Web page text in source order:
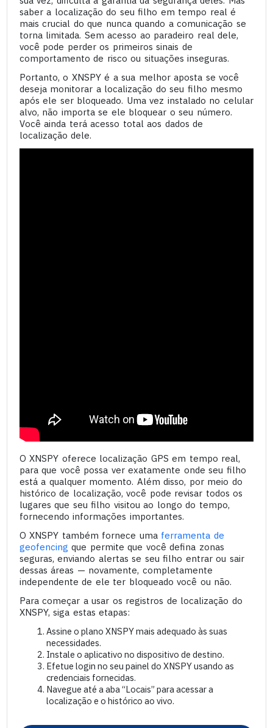
saber a localização do seu filho em tempo real é
mais crucial do que nunca quando a comunicação se
torna limitada. Sem acesso ao paradeiro real dele,
você pode perder os primeiros sinais de
comportamento de risco ou situações inseguras.
Portanto, o XNSPY é a sua melhor aposta se você
deseja monitorar a localização do seu filho mesmo
após ele ser bloqueado. Uma vez instalado no celular
alvo, não importa se ele bloquear o seu número.
Você ainda terá acesso total aos dados de
localização dele.
O XNSPY oferece localização GPS em tempo real,
para que você possa ver exatamente onde seu filho
está a qualquer momento. Além disso, por meio do
histórico de localização, você pode revisar todos os
lugares que seu filho visitou ao longo do tempo,
fornecendo informações importantes.
O XNSPY também fornece uma ferramenta de
geofencing que permite que você defina zonas
seguras, enviando alertas se seu filho entrar ou sair
dessas áreas — novamente, completamente
independente de ele ter bloqueado você ou não.
Para começar a usar os registros de localização do
XNSPY, siga estas etapas:
Assine o plano XNSPY mais adequado às suas
necessidades.
Instale o aplicativo no dispositivo de destino.
Efetue login no seu painel do XNSPY usando as
credenciais fornecidas.
Navegue até a aba “Locais” para acessar a
localização e o histórico ao vivo.